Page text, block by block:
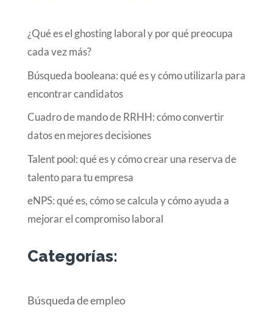
¿Qué es el ghosting laboral y por qué preocupa
cada vez más?
Búsqueda booleana: qué es y cómo utilizarla para
encontrar candidatos
Cuadro de mando de RRHH: cómo convertir
datos en mejores decisiones
Talent pool: qué es y cómo crear una reserva de
talento para tu empresa
eNPS: qué es, cómo se calcula y cómo ayuda a
mejorar el compromiso laboral
Categorías:
Búsqueda de empleo